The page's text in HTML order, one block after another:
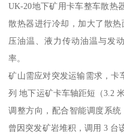
UK-20地下矿用卡车整车散热
散热器进行冷却，加大了散
压油温、液力传动油温与发
率。
矿山需应对突发运输需求，卡
列 地下运矿卡车轴距短（3.2
调整方向，配合智能调度系
曾因突发矿岩堆积，调用 3 台